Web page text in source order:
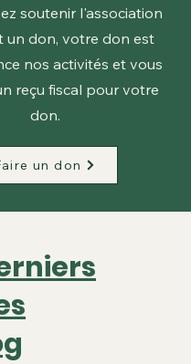
soutenir l'association
un don, votre don est
nos activités et vous
reçu fiscal pour votre
don.
un don